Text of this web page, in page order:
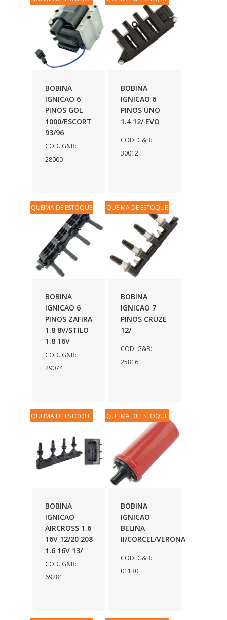
BOBINA
IGNICAO 6
PINOS GOL
1000/ESCORT
93/96
COD. G&B:
28000
BOBINA
IGNICAO 6
PINOS UNO
1.4 12/ EVO
COD. G&B:
30012
BOBINA
IGNICAO 6
PINOS ZAFIRA
1.8 8V/STILO
1.8 16V
COD. G&B:
29074
QUEIMA DE ESTOQUE
BOBINA
IGNICAO 7
PINOS CRUZE
12/
COD. G&B:
25816
QUEIMA DE ESTOQUE
BOBINA
IGNICAO
AIRCROSS 1.6
16V 12/20 208
1.6 16V 13/
COD. G&B:
69281
QUEIMA DE ESTOQUE
BOBINA
IGNICAO
BELINA
II/CORCEL/VERONA
COD. G&B:
01130
QUEIMA DE ESTOQUE